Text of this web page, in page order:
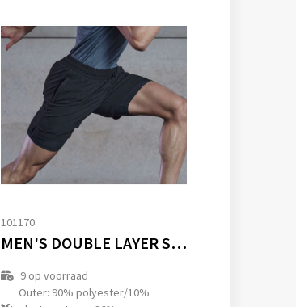
101170
MEN'S DOUBLE LAYER SPORT SHORTS
9 op voorraad
Outer: 90% polyester/10%